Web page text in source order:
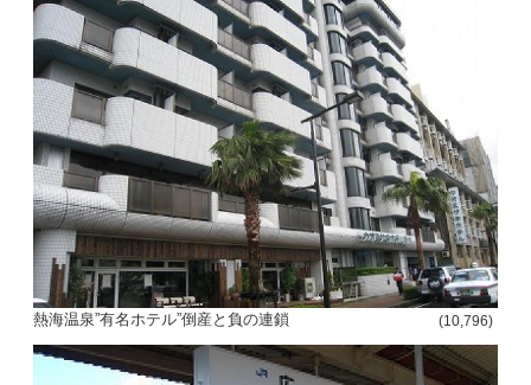
熱海温泉”有名ホテル”倒産と負の連鎖 (10,796)